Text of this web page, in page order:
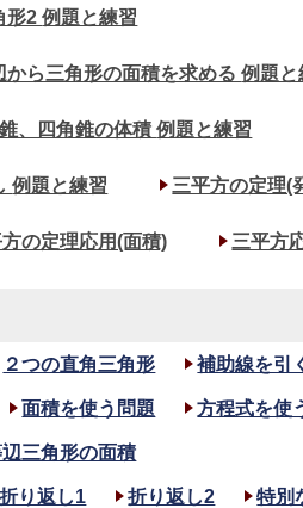
形2例題と練習
から三角形の面積を求める例題と
、四角錐の体積例題と練習
例題と練習 三平方の定理(
の定理応用(面積) 三平方
２つの直角三角形 補助線を引
面積を使う問題 方程式を使
三角形の面積
折り返し1 折り返し2 特別